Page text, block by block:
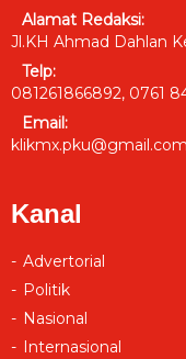
Alamat Redaksi:
Jl.KH Ahmad Dahlan
Telp:
081261866892, 0761
Email:
klikmx.pku@gmail.com
Kanal
Advertorial
Politik
Nasional
Internasional